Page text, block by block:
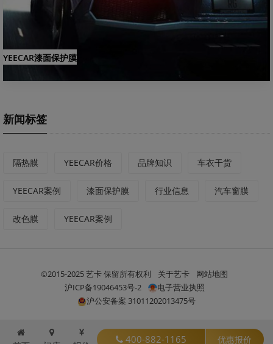
YEECAR漆面保护膜
新闻标签
隔热膜 YEECAR价格 品牌知识 车衣干货
YEECAR案例 漆面保护膜 行业信息 汽车窗膜
改色膜 YEECAR案例
©2015-2025 艺卡 保留所有权利 关于艺卡
网站地图
沪ICP备19046453号-2
电子营业执照
沪公安备案 31011202013475号
400-882-1165 优惠报价